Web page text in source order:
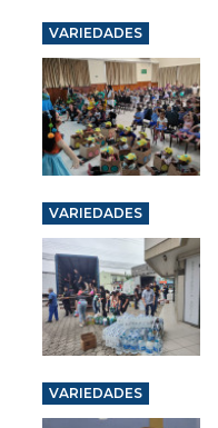
VARIEDADES
VARIEDADES
VARIEDADES